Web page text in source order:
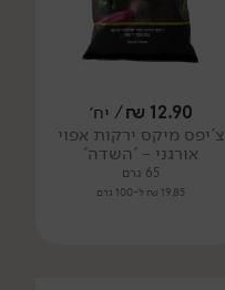
12.90
₪/ יח׳
צ'יפס מיקס ירקות אפוי
אורגני - 'השדה'
65 גרם
19.85 ₪ ל-100 גרם